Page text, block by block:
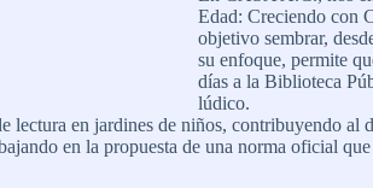
Edad: Creciendo con
objetivo sembrar,
su enfoque, permite
días a la Biblioteca
lúdico.
en jardines de niños, contribuyendo
en la propuesta de una norma oficial